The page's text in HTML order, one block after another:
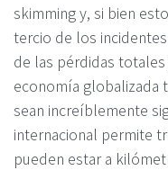
skimming y, si bien
tercio de los
de las pérdidas
economía globalizada
sean increíblemente
internacional permite
pueden estar a